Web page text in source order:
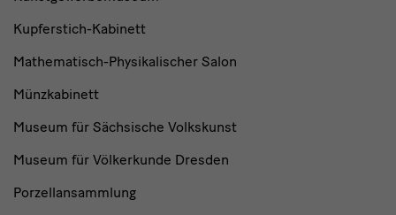
Kupferstich-Kabinett
Mathematisch-Physikalischer Salon
Münzkabinett
Museum für Sächsische Volkskunst
Museum für Völkerkunde Dresden
Porzellansammlung